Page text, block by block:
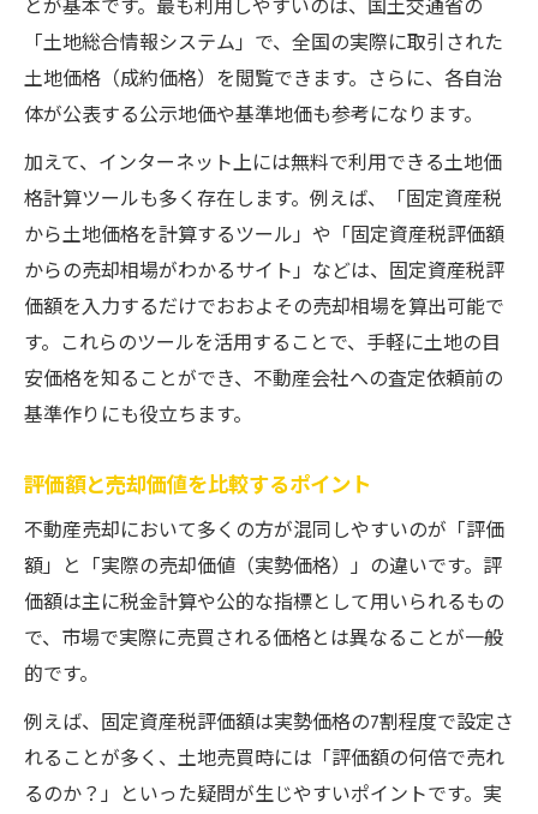
とが基本です。最も利用しやすいのは、国土交通省の
「土地総合情報システム」で、全国の実際に取引された
土地価格（成約価格）を閲覧できます。さらに、各自治
体が公表する公示地価や基準地価も参考になります。
加えて、インターネット上には無料で利用できる土地価
格計算ツールも多く存在します。例えば、「固定資産税
から土地価格を計算するツール」や「固定資産税評価額
からの売却相場がわかるサイト」などは、固定資産税評
価額を入力するだけでおおよその売却相場を算出可能で
す。これらのツールを活用することで、手軽に土地の目
安価格を知ることができ、不動産会社への査定依頼前の
基準作りにも役立ちます。
評価額と売却価値を比較するポイント
不動産売却において多くの方が混同しやすいのが「評価
額」と「実際の売却価値（実勢価格）」の違いです。評
価額は主に税金計算や公的な指標として用いられるもの
で、市場で実際に売買される価格とは異なることが一般
的です。
例えば、固定資産税評価額は実勢価格の7割程度で設定さ
れることが多く、土地売買時には「評価額の何倍で売れ
るのか？」といった疑問が生じやすいポイントです。実